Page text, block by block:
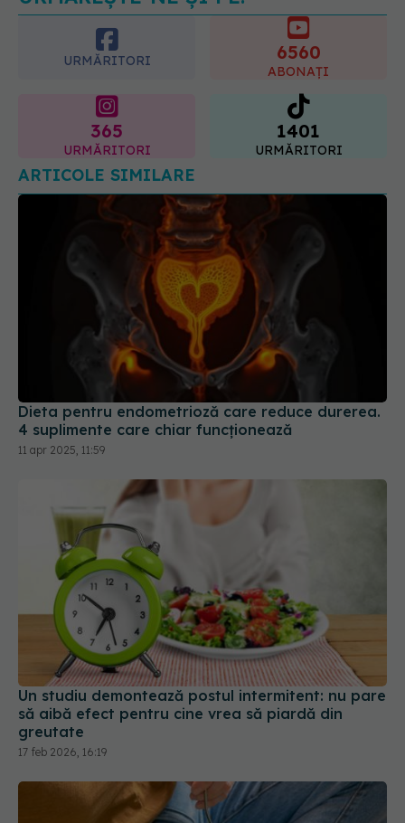
URMĂRITORI 6560
ABONAȚI
365
URMĂRITORI
1401
URMĂRITORI
ARTICOLE SIMILARE
Dieta pentru endometrioză care reduce durerea.
4 suplimente care chiar funcționează
11 apr 2025, 11:59
Un studiu demontează postul intermitent: nu pare
să aibă efect pentru cine vrea să piardă din
greutate
17 feb 2026, 16:19